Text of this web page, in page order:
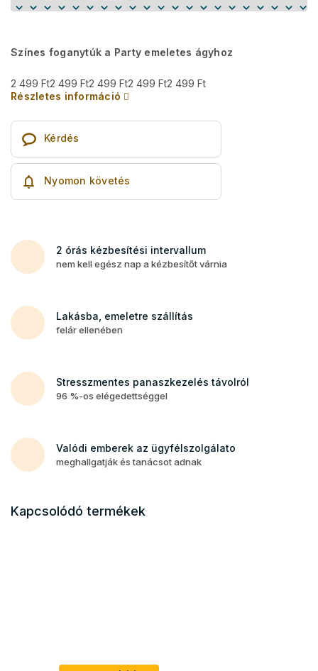
Színes foganytúk a Party emeletes ágyhoz
2 499 Ft2 499 Ft2 499 Ft2 499 Ft2 499 Ft
Részletes információ
Kérdés
Nyomon követés
2 órás kézbesítési intervallum
nem kell egész nap a kézbesítőt várnia
Lakásba, emeletre szállítás
felár ellenében
Stresszmentes panaszkezelés távolról
96 %-os elégedettséggel
Valódi emberek az ügyfélszolgálato
meghallgatják és tanácsot adnak
Kapcsolódó termékek